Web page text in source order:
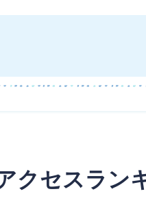
クセスラン